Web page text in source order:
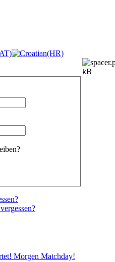
Morgen Matchday!